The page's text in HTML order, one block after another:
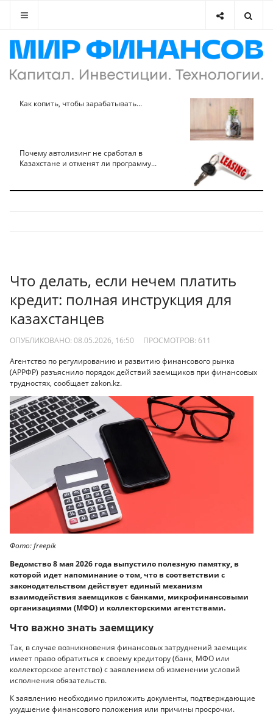
Как копить, чтобы зарабатывать...
Почему автолизинг не сработал в
Казахстане и отменят ли программу...
Что делать, если нечем платить
кредит: полная инструкция для
казахстанцев
ОПУБЛИКОВАНО: 08.05.2026, 16:50 ПРОСМОТРОВ: 611
Агентство по регулированию и развитию финансового рынка
(АРРФР) разъяснило порядок действий заемщиков при финансовых
трудностях, сообщает zakon.kz.
Фото: freepik
Ведомство 8 мая 2026 года выпустило полезную памятку, в
которой идет напоминание о том, что в соответствии с
законодательством действует единый механизм
взаимодействия заемщиков с банками, микрофинансовыми
организациями (МФО) и коллекторскими агентствами.
Что важно знать заемщику
Так, в случае возникновения финансовых затруднений заемщик
имеет право обратиться к своему кредитору (банк, МФО или
коллекторское агентство) с заявлением об изменении условий
исполнения обязательств.
К заявлению необходимо приложить документы, подтверждающие
ухудшение финансового положения или причины просрочки.